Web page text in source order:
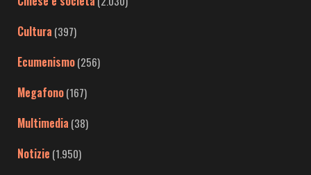
Cultura (397)
Ecumenismo(256)
Megafono(167)
Multimedia (38)
Notizie (1.950)